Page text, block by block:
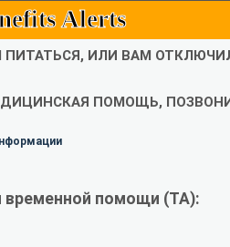
Alerts
ИЛИ ВАМ
ПОМОЩЬ,
временной помощи (TA):